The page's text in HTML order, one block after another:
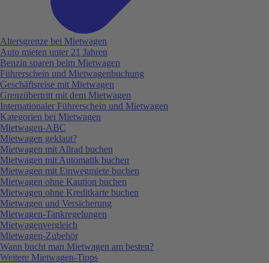
Altersgrenze bei Mietwagen
Auto mieten unter 21 Jahren
Benzin sparen beim Mietwagen
Führerschein und Mietwagenbuchung
Geschäftsreise mit Mietwagen
Grenzübertritt mit dem Mietwagen
Internationaler Führerschein und Mietwagen
Kategorien bei Mietwagen
Mietwagen-ABC
Mietwagen geklaut?
Mietwagen mit Allrad buchen
Mietwagen mit Automatik buchen
Mietwagen mit Einwegmiete buchen
Mietwagen ohne Kaution buchen
Mietwagen ohne Kreditkarte buchen
Mietwagen und Versicherung
Mietwagen-Tankregelungen
Mietwagenvergleich
Mietwagen-Zubehör
Wann bucht man Mietwagen am besten?
Weitere Mietwagen-Tipps